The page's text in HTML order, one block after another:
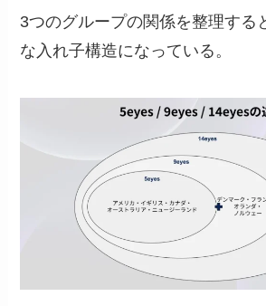
3つのグループの関係を整理する
な入れ子構造になっている。